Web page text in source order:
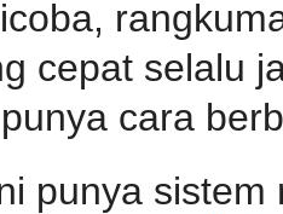
cepat selalu
cara
punya